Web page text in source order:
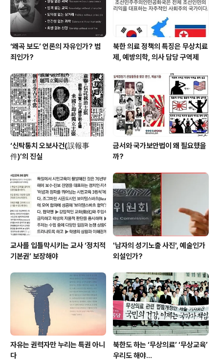
같기도 합니다” “그런 조금만 ..
‘왜곡 보도’ 언론의 자유인가? 범
죄인가?
북한 의료 정책의 특징은 무상치료
제, 예방의학, 의사 담당 구역제
‘신탁통치 오보사건(誤報事
件)’의 진실
금서와 국가보안법이 왜 필요했을
까?
교사를 입틀막시키는 교사 ‘정치적
기본권’ 보장해야
'남자의 성기노출 사진', 예술인가
외설인가?
자유는 권력자만 누리는 특권 아니
다
북한도 하는 ‘무상의료’ ‘무상교육’
우리도 해야...